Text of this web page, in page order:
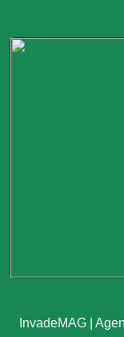
InvadeMAG